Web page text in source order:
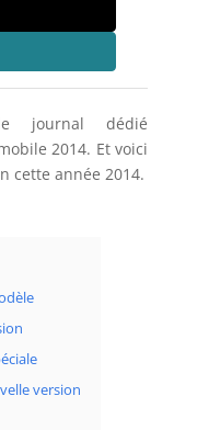
journal dédié
2014. Et voici
cette année 2014.
version